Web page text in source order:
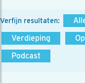
Verfijn resultaten:
Verdieping
Podcast